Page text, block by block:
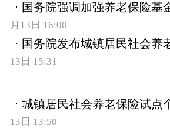
国务院强调加强养老保险基
月13日 16:00
国务院发布城镇居民社会养
13日 15:31
城镇居民社会养老保险试点
13日 13:50